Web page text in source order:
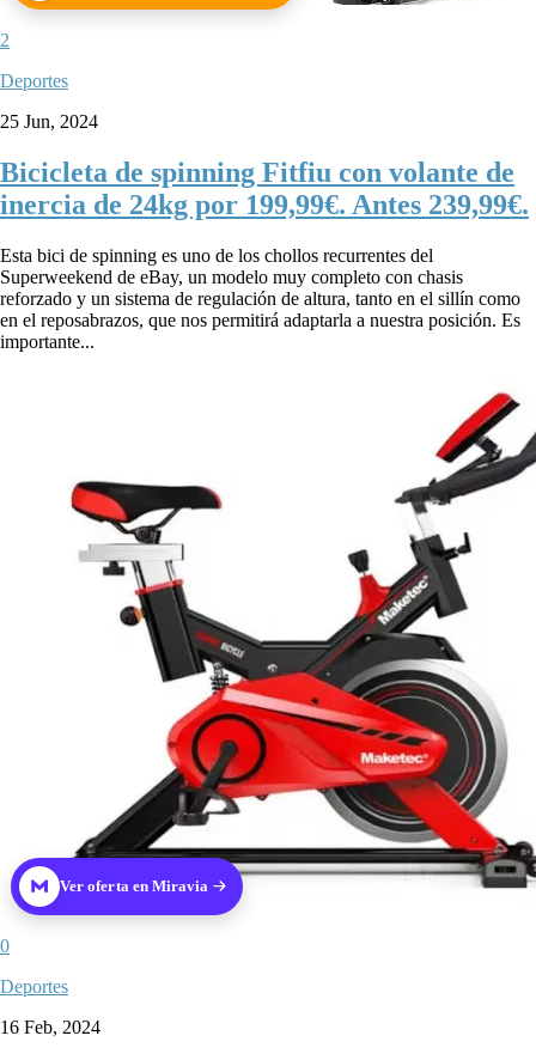
2
Deportes
25 Jun, 2024
Bicicleta de spinning Fitfiu con volante de
inercia de 24kg por 199,99€. Antes 239,99€.
Esta bici de spinning es uno de los chollos recurrentes del
Superweekend de eBay, un modelo muy completo con chasis
reforzado y un sistema de regulación de altura, tanto en el sillín como
en el reposabrazos, que nos permitirá adaptarla a nuestra posición. Es
importante...
Ver oferta en Miravia
0
Deportes
16 Feb, 2024